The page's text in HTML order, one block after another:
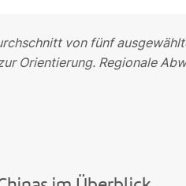
von fünf
Orientierung. Regionale